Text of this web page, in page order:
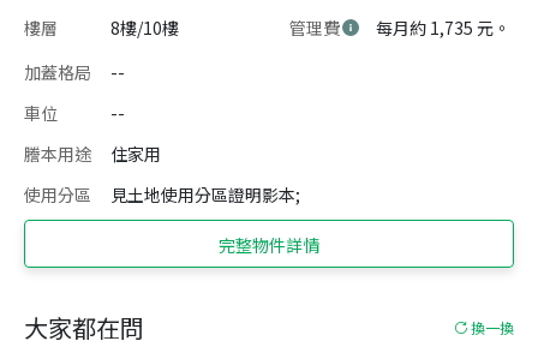
樓層
8樓/10樓 管理費
每月約 1,735 元。
加蓋格局
--
車位
--
謄本用途
住家用
使用分區
見土地使用分區證明影本;
完整物件詳情
大家都在問 換一換